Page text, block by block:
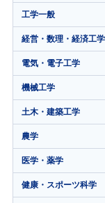
工学一般
経営・数理・経済工学
電気・電子工学
機械工学
土木・建築工学
農学
医学・薬学
健康・スポーツ科学